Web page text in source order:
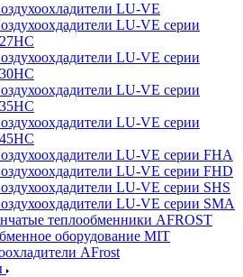
LU-VE
LU-VE серии
LU-VE серии
LU-VE серии
LU-VE серии
LU-VE серии FHA
LU-VE серии FHD
LU-VE серии SHS
LU-VE серии SMA
теплообменники AFROST
оборудование MIT
AFrost